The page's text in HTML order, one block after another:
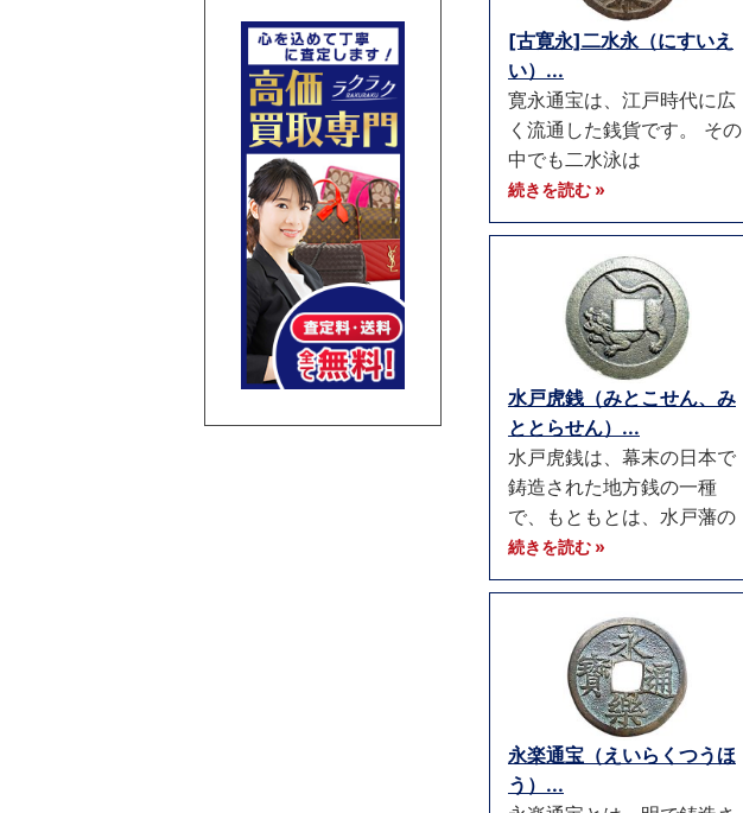
[古寛永]二水永（にすいえ
い）...
寛永通宝は、江戸時代に広
く流通した銭貨です。 その
中でも二水泳は
続きを読む »
水戸虎銭（みとこせん、み
ととらせん）...
水戸虎銭は、幕末の日本で
鋳造された地方銭の一種
で、もともとは、水戸藩の
続きを読む »
永楽通宝（えいらくつうほ
う）...